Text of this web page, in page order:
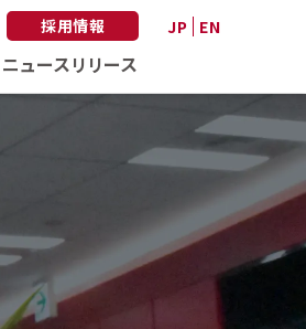
採用情報 JP EN
ニュースリリース